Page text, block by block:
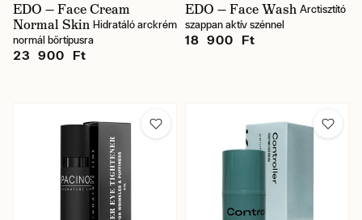
EDO — Face Cream
Normal Skin Hidratáló arckrém
normál bőrtípusra
23 900 Ft
EDO — Face Wash Arctisztító
szappan aktív szénnel
18 900 Ft